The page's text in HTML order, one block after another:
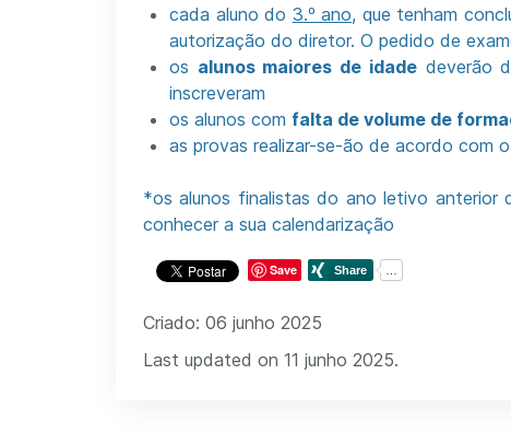
cada aluno do 3.º ano, que tenham
autorização do diretor. O pedido de
os alunos maiores de idadedeverão
inscreveram
os alunos com falta de volume de
as provas realizar-se-ão de acordo com o
*os alunos finalistas do ano letivo anterior
conhecer a sua calendarização
Save
Criado: 06 junho 2025
Last updated on 11 junho 2025.